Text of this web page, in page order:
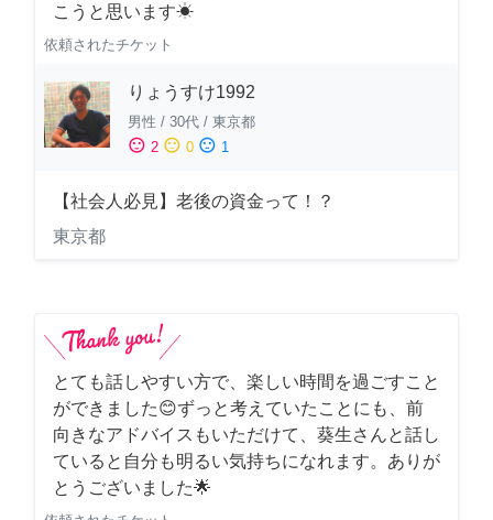
こうと思います☀︎
依頼されたチケット
りょうすけ1992
男性 / 30代 / 東京都
sentiment_satisfied 2 sentiment_neutral 0 sentiment_dissatisfied 1
【社会人必見】老後の資金って！？
東京都
とても話しやすい方で、楽しい時間を過ごすこと
ができました😊ずっと考えていたことにも、前
向きなアドバイスもいただけて、葵生さんと話し
ていると自分も明るい気持ちになれます。ありが
とうございました🌟